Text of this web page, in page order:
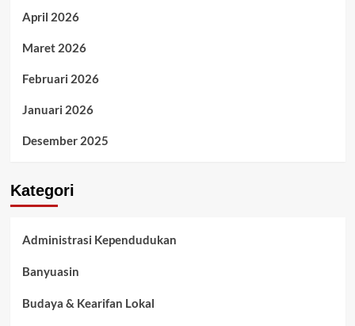
April 2026
Maret 2026
Februari 2026
Januari 2026
Desember 2025
Kategori
Administrasi Kependudukan
Banyuasin
Budaya & Kearifan Lokal